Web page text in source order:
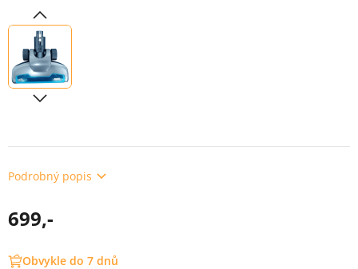
Podrobný popis
699,-
Obvykle do 7 dnů